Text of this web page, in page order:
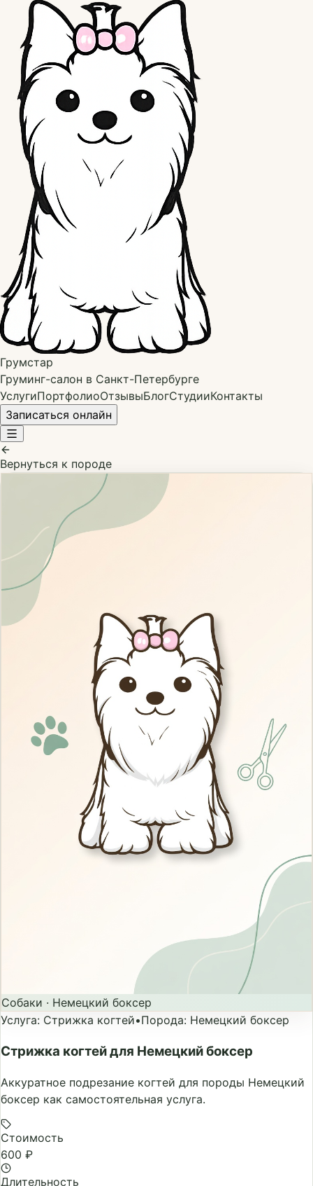
Грумстар
Груминг-салон в Санкт-Петербурге
УслугиПортфолиоОтзывыБлогСтудииКонтакты
Записаться онлайн
Вернуться к породе
Собаки · Немецкий боксер
Услуга: Стрижка когтей•Порода: Немецкий боксер
Стрижка когтей для Немецкий боксер
Аккуратное подрезание когтей для породы Немецкий
боксер как самостоятельная услуга.
Стоимость
600 ₽
Длительность